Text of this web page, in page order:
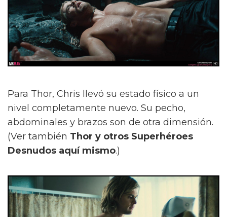
Para Thor, Chris llevó su estado físico a un
nivel completamente nuevo. Su pecho,
abdominales y brazos son de otra dimensión.
(Ver también Thor y otros Superhéroes
Desnudos aquí mismo.)